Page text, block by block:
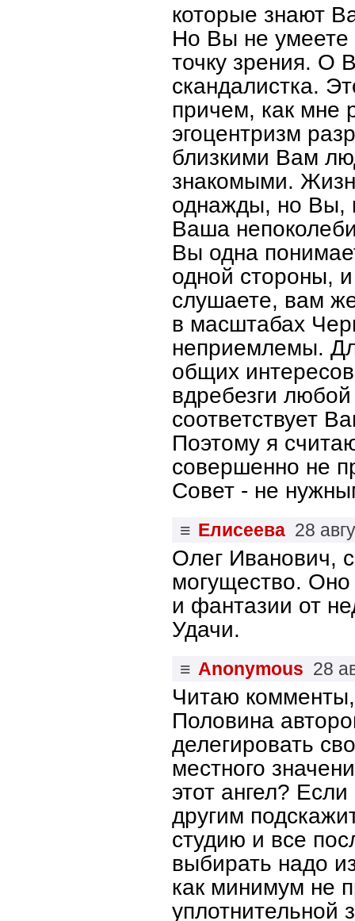
которые знают
Но Вы не умеете
точку зрения. О
скандалистка.
причем, как мне
эгоцентризм
близкими Вам
знакомыми.
однажды, но Вы,
Ваша
Вы одна
одной стороны,
слушаете, вам
в масштабах
неприемлемы.
общих
вдребезги
соответствует
Поэтому я
совершенно не
Совет - не
≡ Елисеева 28
Олег Иванович,
могущество.
и фантазии от
Удачи.
≡ Anonymous 28
Читаю
Половина
делегировать
местного
этот ангел?
другим
студию и все
выбирать надо
как минимум не
уплотнительной